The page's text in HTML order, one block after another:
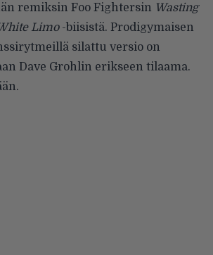
remiksin Foo Fightersin Wasting
Limo-biisistä. Prodigymaisen
silattu versio on
Dave Grohlin erikseen tilaama.